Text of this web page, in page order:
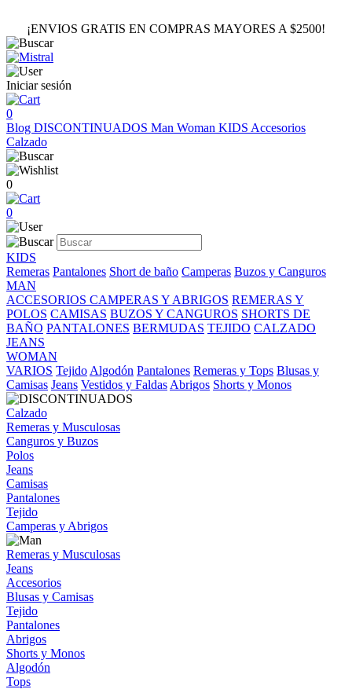
¡ENVIOS GRATIS EN COMPRAS MAYORES A $2500!
Iniciar sesión
0
Blog DISCONTINUADOS Man Woman KIDS Accesorios
Calzado
0
0
KIDS
Remeras Pantalones Short de baño Camperas Buzos y Canguros
MAN
ACCESORIOS CAMPERAS Y ABRIGOS REMERAS Y
POLOS CAMISAS BUZOS Y CANGUROS SHORTS DE
BAÑO PANTALONES BERMUDAS TEJIDO CALZADO
JEANS
WOMAN
VARIOS Tejido Algodón Pantalones Remeras y Tops Blusas y
Camisas Jeans Vestidos y Faldas Abrigos Shorts y Monos
Calzado
Remeras y Musculosas
Canguros y Buzos
Polos
Jeans
Camisas
Pantalones
Tejido
Camperas y Abrigos
Remeras y Musculosas
Jeans
Accesorios
Blusas y Camisas
Tejido
Pantalones
Abrigos
Shorts y Monos
Algodón
Tops